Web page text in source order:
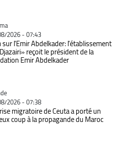
2026 - 07:43
sur l'Emir Abdelkader: l'établissement
reçoit le président de la
Emir Abdelkader
2026 - 07:38
migratoire de Ceuta a porté un
coup à la propagande du Maroc